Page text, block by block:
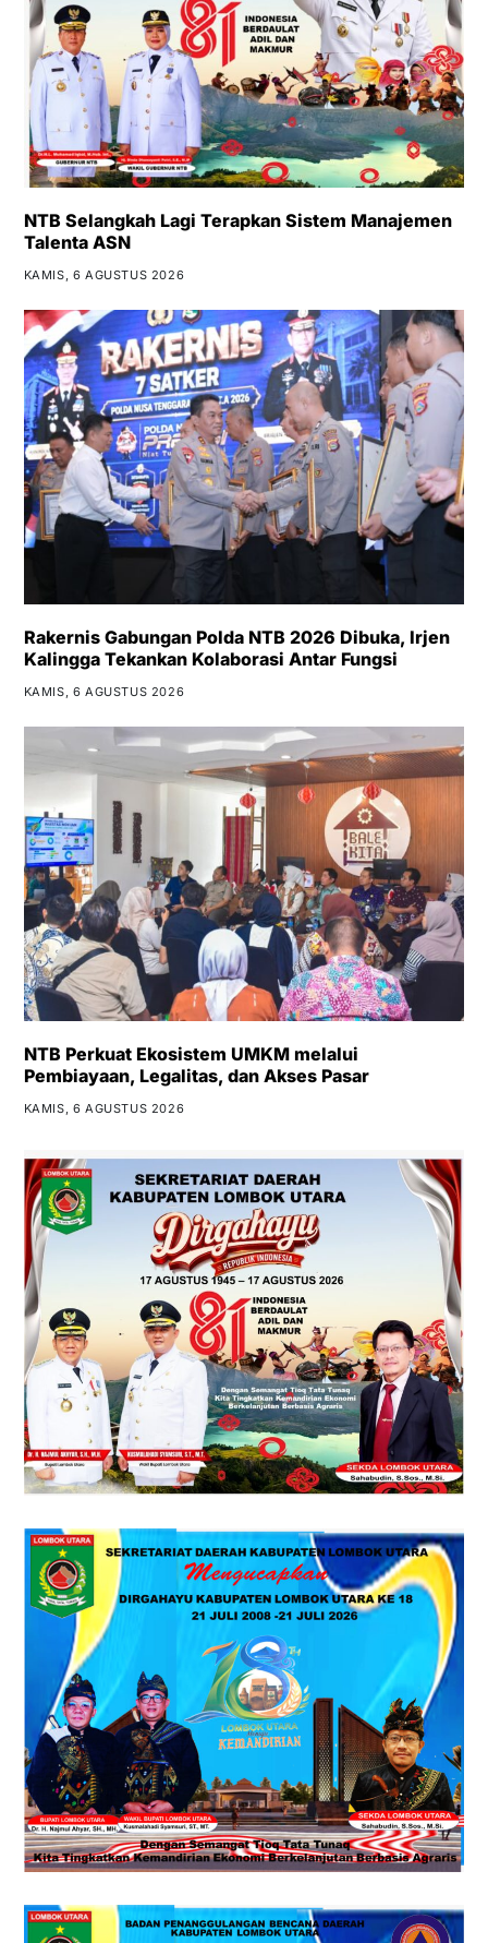
NTB Selangkah Lagi Terapkan Sistem Manajemen
Talenta ASN
KAMIS, 6 AGUSTUS 2026
Rakernis Gabungan Polda NTB 2026 Dibuka, Irjen
Kalingga Tekankan Kolaborasi Antar Fungsi
KAMIS, 6 AGUSTUS 2026
NTB Perkuat Ekosistem UMKM melalui
Pembiayaan, Legalitas, dan Akses Pasar
KAMIS, 6 AGUSTUS 2026